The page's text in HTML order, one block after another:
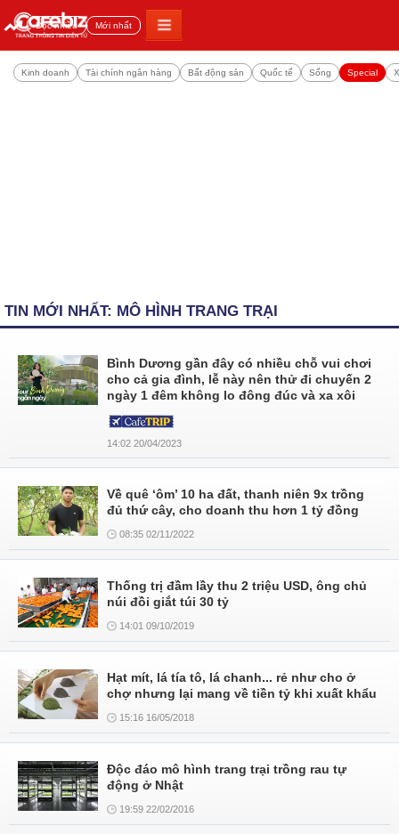
Đọc nhiều Mới nhất
Kinh doanh Tài chính ngân hàng Bất động sản Quốc tế Sống Special
TIN MỚI NHẤT: MÔ HÌNH TRANG TRẠI
Bình Dương gần đây có nhiều chỗ vui chơi
cho cả gia đình, lễ này nên thử đi chuyến 2
ngày 1 đêm không lo đông đúc và xa xôi
14:02 20/04/2023
Về quê ‘ôm’ 10 ha đất, thanh niên 9x trồng
đủ thứ cây, cho doanh thu hơn 1 tỷ đồng
08:35 02/11/2022
Thống trị đầm lầy thu 2 triệu USD, ông chủ
núi đồi giắt túi 30 tỷ
14:01 09/10/2019
Hạt mít, lá tía tô, lá chanh... rẻ như cho ở
chợ nhưng lại mang về tiền tỷ khi xuất khẩu
15:16 16/05/2018
Độc đáo mô hình trang trại trồng rau tự
động ở Nhật
19:59 22/02/2016